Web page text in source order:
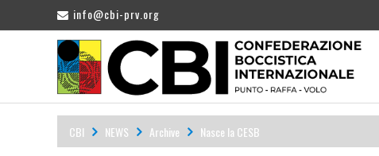
info@cbi-prv.org
CBI NEWS Archive Nasce la CESB